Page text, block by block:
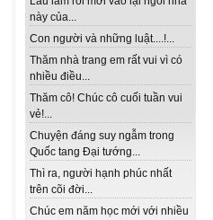
này của...
Con người và những luật....!...
Thăm nhà trang em rất vui vì có
nhiều điều...
Thăm cô! Chúc cô cuối tuần vui
vẻ!...
Chuyện đáng suy ngẫm trong
Quốc tang Đại tướng...
Thì ra, người hạnh phúc nhất
trên cõi đời...
Chúc em năm học mới với nhiều